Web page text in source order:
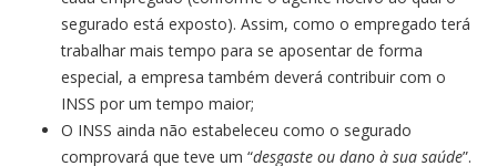
segurado está exposto). Assim, como o empregado terá
trabalhar mais tempo para se aposentar de forma
especial, a empresa também deverá contribuir com o
INSS por um tempo maior;
O INSS ainda não estabeleceu como o segurado
comprovará que teve um “desgaste ou dano à sua saúde”.